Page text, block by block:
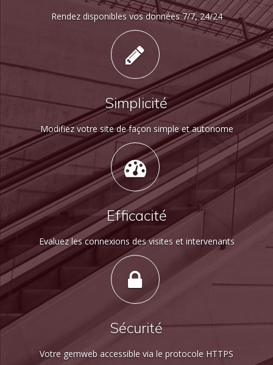
Rendez disponibles vos données 7/7, 24/24
Simplicité
Modifiez votre site de façon simple et autonome
Efficacité
Evaluez les connexions des visites et intervenants
Sécurité
Votre gemweb accessible via le protocole HTTPS